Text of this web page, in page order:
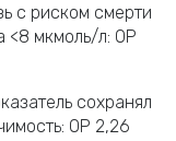
с риском смерти
<8 мкмоль/л: ОР
сохранял
ОР 2,26